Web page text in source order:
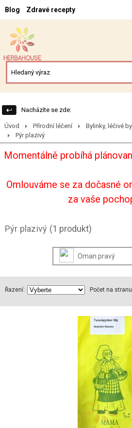
Blog Zdravé recepty
Nacházíte se zde:
Úvod Přírodní léčení
Bylinky, léčivé
Pýr plazivý
Momentálně probíhá
Omlouváme se za dočasné
za vaše
Pýr plazivý (1 produkt)
Oman pravý
Řazení: Počet na